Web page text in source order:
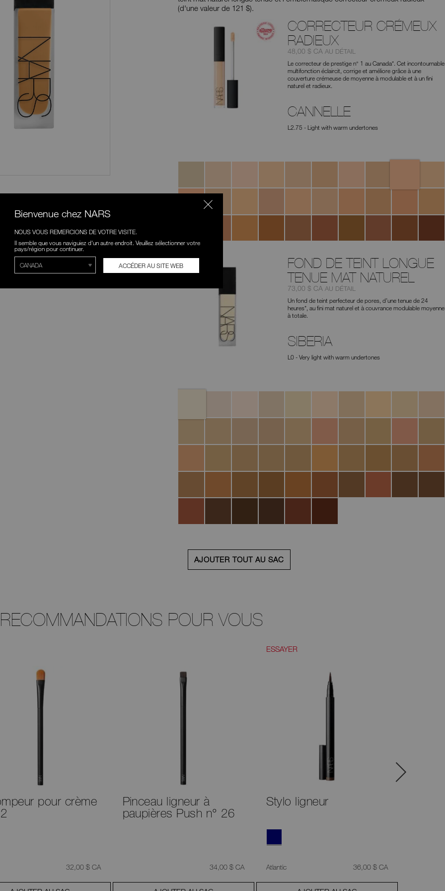
fur
et
à
soumettez
(d'une valeur de 121 $).
CORRECTEUR CRÉMEUX
RADIEUX
Article
0607845012672
était
48,00 $ CA,AU DÉTAIL
Le correcteur de prestige n° 1 au Canada*. Cet incontournable
multifonction éclaircit, corrige et améliore grâce à une
couverture crémeuse de moyenne à modulable et à un fini
naturel et radieux.
CANNELLE
L2.75 - Light with warm undertones
ChantillyAffogatoVanilla NougatineMadeleineCafé
Crème
Café
Cannelle Marron
Honey
Crema
Catalana
Custard Toffee MacadamiaTiramisuGinger Praline Biscuit
Sucre
ChestnutWalnut Truffle Amande HazelnutChocolatCafé Cacao
Dark
FOND DE TEINT LONGUE
TENUE MAT NATUREL
Article
0194251155135
était
73,00 $ CA,AU DÉTAIL
Un fond de teint perfecteur de pores, d’une tenue de 24
heures*, au fini mat naturel et à couvrance modulable moyenne
à totale.
SIBERIA
L0 - Very light with warm undertones
Oslo
Mont
Gobi Lima SalzburgBruges DeauvilleVienna
Fiji Punjab PatagoniaVallauris Santa
Lanai Sahel StromboliPorto Vanautu
CórdobaBarcelonaValencia Aruba SyracusePhoenix Tahoe Moorea Cádiz Seville
Caracas Lagos Macao MarquisesPerth AlexandriaNew
La
Iguaçu Namibia
Timaru Zambie Mali Anguilla Port
Ambato
AJOUTER TOUT AU SAC
POUR VOUS
pour crème
était
32,00 $ CA,
Pinceau ligneur à
paupières Push n° 26
était
34,00 $ CA,
ESSAYER
Stylo ligneur
Atlantic était
36,00 $ CA,
Bienvenue chez NARS
NOUS VOUS REMERCIONS DE VOTRE VISITE.
Il semble que vous naviguiez d'un autre endroit. Veuillez sélectionner votre
pays/région pour continuer.
ACCÉDER AU SITE WEB